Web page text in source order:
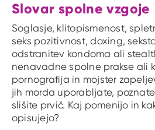
Slovar spolne vzgoje
Soglasje, klitopismenost,
seks pozitivnost, doxing,
odstranitev kondoma ali
nenavadne spolne prakse ali
pornografija in mojster
jih morda uporabljate,
slišite prvič. Kaj pomenijo in
opisujejo?